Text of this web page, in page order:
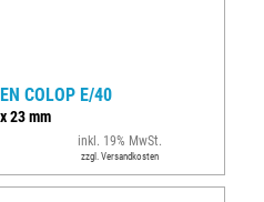
COLOP E/40
23mm
inkl. 19% MwSt.
zzgl. Versandkosten